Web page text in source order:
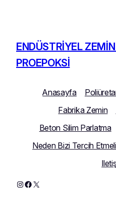
ENDÜSTRIYEL ZEMIN
PROEPOKSI
Anasayfa
Fabrika Zemin
Beton Silim Parlatma
Neden Bizi Tercih
Instagram
Facebook
X